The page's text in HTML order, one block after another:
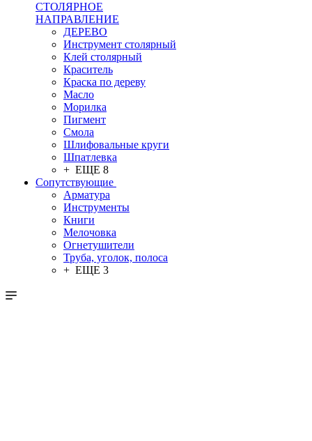
СТОЛЯРНОЕ
НАПРАВЛЕНИЕ
ДЕРЕВО
Инструмент столярный
Клей столярный
Краситель
Краска по дереву
Масло
Морилка
Пигмент
Смола
Шлифовальные круги
Шпатлевка
+ ЕЩЕ 8
Сопутствующие
Арматура
Инструменты
Книги
Мелочовка
Огнетушители
Труба, уголок, полоса
+ ЕЩЕ 3